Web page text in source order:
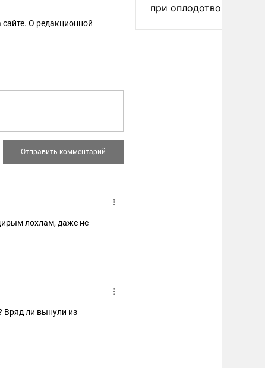
сайте. О редакционной
лохлам, даже не
Вряд ли вынули из
при оплодотворении